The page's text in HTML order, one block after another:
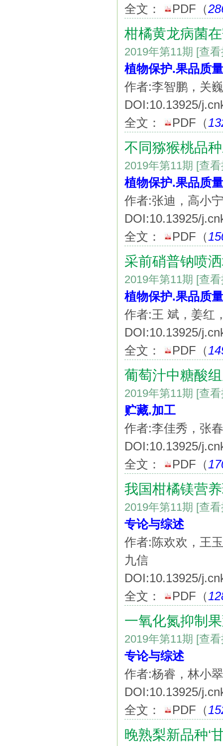
全文： PDF （
柑橘黄龙病菌
2019年第11期 [查
植物保护.果品质
作者:李智鹏，关
DOI:10.13925/
全文：
PDF （
不同猕猴桃品
2019年第11期 [查
植物保护.果品质
作者:张迪，高小
DOI:10.13925/
全文：
PDF （
采前硝普钠喷
2019年第11期 [查
植物保护.果品质
作者:王 斌，姜红
DOI:10.13925/
全文：
PDF （
葡萄汁中糖酸
2019年第11期 [查
贮藏.加工
作者:李佳秀，张
DOI:10.13925/
全文：
PDF （
我国柑橘镁营
2019年第11期 [查
专论与综述
作者:陈欢欢，王
九信
DOI:10.13925/
全文：
PDF （
一氧化氮抑制
2019年第11期 [查
专论与综述
作者:杨睿，林小
DOI:10.13925/
全文：
PDF （
晚熟梨新品种‘